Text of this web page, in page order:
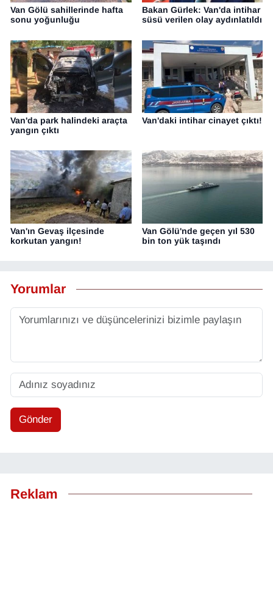
Van Gölü sahillerinde hafta
sonu yoğunluğu
Bakan Gürlek: Van'da intihar
süsü verilen olay aydınlatıldı
Van'da park halindeki araçta
yangın çıktı
Van'daki intihar cinayet çıktı!
Van'ın Gevaş ilçesinde
korkutan yangın!
Van Gölü'nde geçen yıl 530
bin ton yük taşındı
Yorumlar
Gönder
Reklam